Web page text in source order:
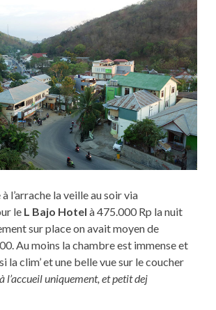
l’arrache la veille au soir via
le L Bajo Hotel à 475.000 Rp la nuit
sur place on avait moyen de
Au moins la chambre est immense et
la clim’ et une belle vue sur le coucher
l’accueil uniquement, et petit dej